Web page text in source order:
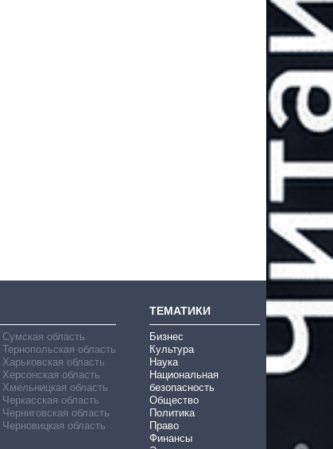
Сумская область
Тернопольская область
Харьковская область
Херсонская область
Хмельницкая область
Черкасская область
Черниговская область
Черновицкая область
ТЕМАТИКИ
Бизнес
Культура
Наука
Национальная
безопасность
Общество
Политика
Право
Финансы